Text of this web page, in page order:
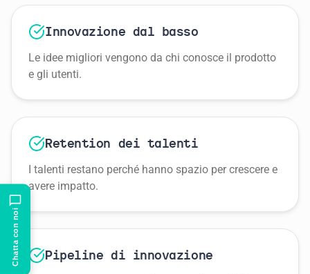
Innovazione dal basso
Le idee migliori vengono da chi conosce il prodotto
e gli utenti.
Retention dei talenti
I talenti restano perché hanno spazio per crescere e
avere impatto.
Pipeline di innovazione